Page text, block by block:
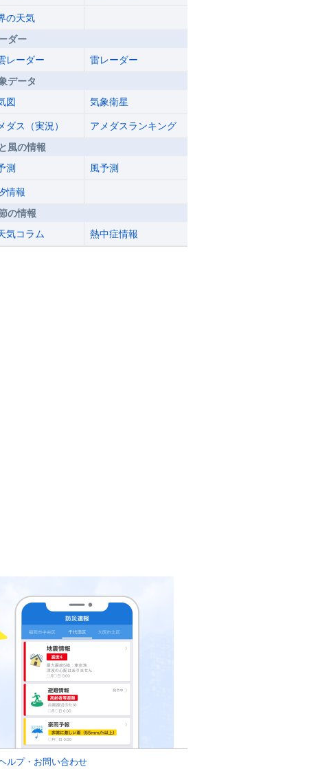
の天気
ダー
レーダー
雷レーダー
データ
図
気象衛星
ダス（実況）
アメダスランキング
風の情報
測
風予測
情報
の情報
気コラム
熱中症情報
ルプ・お問い合わせ